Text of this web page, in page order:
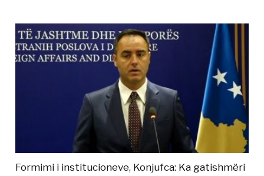
Formimi i institucioneve, Konjufca: Ka gatishmëri